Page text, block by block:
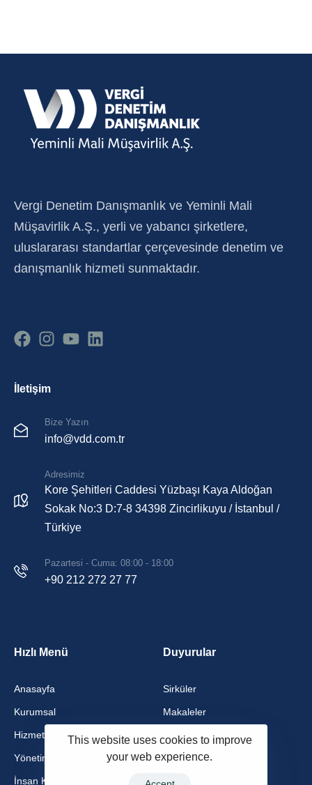
Vergi Denetim Danışmanlık ve Yeminli Mali
Müşavirlik A.Ş., yerli ve yabancı şirketlere,
uluslararası standartlar çerçevesinde denetim ve
danışmanlık hizmeti sunmaktadır.
İletişim
Bize Yazın
info@vdd.com.tr
Adresimiz
Kore Şehitleri Caddesi Yüzbaşı Kaya Aldoğan
Sokak No:3 D:7-8 34398 Zincirlikuyu / İstanbul /
Türkiye
Pazartesi - Cuma: 08:00 - 18:00
+90 212 272 27 77
Hızlı Menü
Anasayfa
Kurumsal
Hizmetlerimiz
Yönetim Kadromuz
İnsan Kaynakları
Duyurular
Sirküler
Makaleler
Yayınlarımız
Videolar
Basında Biz
This website uses cookies to improve
your web experience.